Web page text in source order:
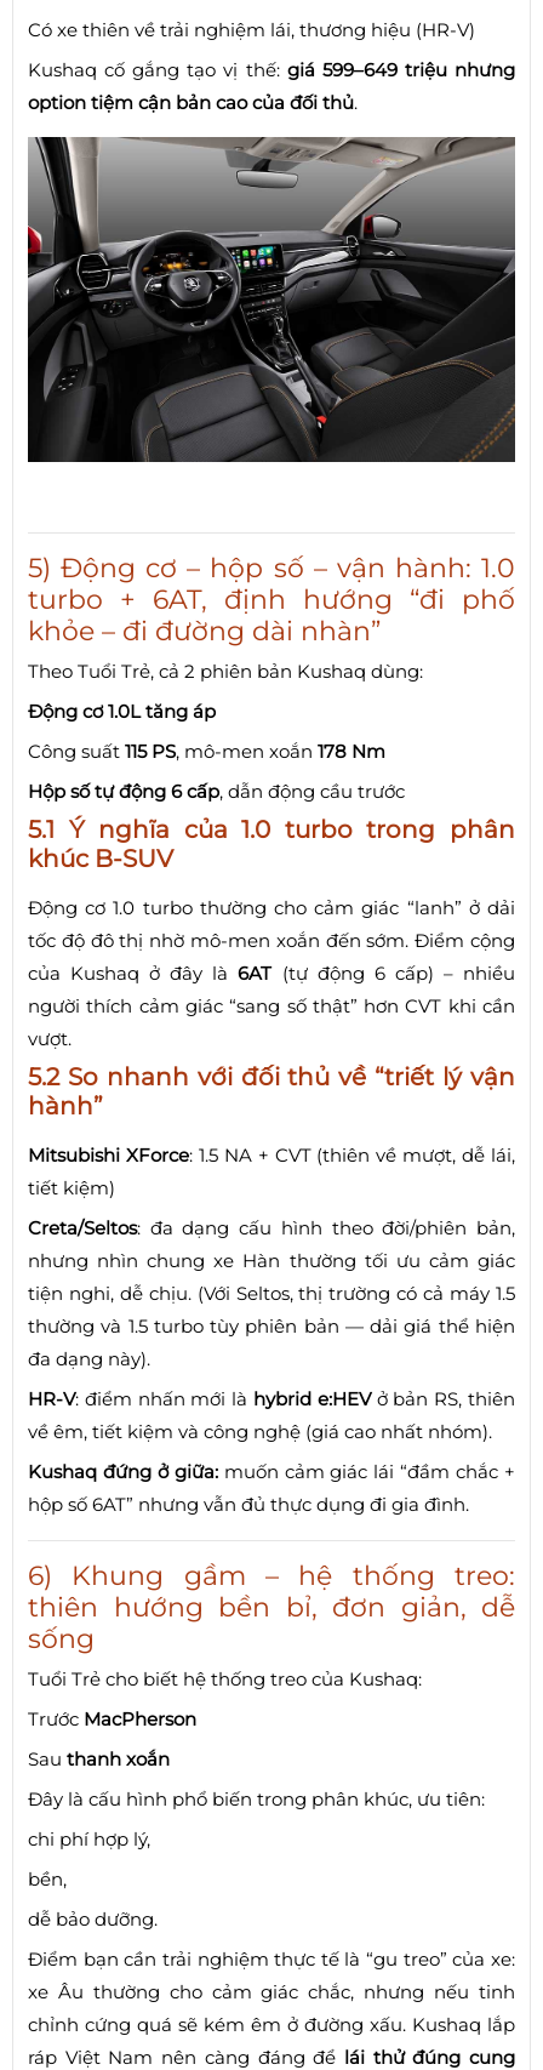
Có xe thiên về trải nghiệm lái, thương hiệu (HR-V)
Kushaq cố gắng tạo vị thế: giá 599–649 triệu nhưng
option tiệm cận bản cao của đối thủ.
5) Động cơ – hộp số – vận hành: 1.0
turbo + 6AT, định hướng “đi phố
khỏe – đi đường dài nhàn”
Theo Tuổi Trẻ, cả 2 phiên bản Kushaq dùng:
Động cơ 1.0L tăng áp
Công suất 115 PS, mô-men xoắn 178 Nm
Hộp số tự động 6 cấp, dẫn động cầu trước
5.1 Ý nghĩa của 1.0 turbo trong phân
khúc B-SUV
Động cơ 1.0 turbo thường cho cảm giác “lanh” ở dải
tốc độ đô thị nhờ mô-men xoắn đến sớm. Điểm cộng
của Kushaq ở đây là6AT(tự động 6 cấp) – nhiều
người thích cảm giác “sang số thật” hơn CVT khi cần
vượt.
5.2 So nhanh với đối thủ về “triết lý vận
hành”
Mitsubishi XForce: 1.5 NA + CVT (thiên về mượt, dễ lái,
tiết kiệm)
Creta/Seltos: đa dạng cấu hình theo đời/phiên bản,
nhưng nhìn chung xe Hàn thường tối ưu cảm giác
tiện nghi, dễ chịu. (Với Seltos, thị trường có cả máy 1.5
thường và 1.5 turbo tùy phiên bản — dải giá thể hiện
đa dạng này).
HR-V: điểm nhấn mới là hybrid e:HEVở bản RS, thiên
về êm, tiết kiệm và công nghệ (giá cao nhất nhóm).
Kushaq đứng ở giữa:muốn cảm giác lái “đầm chắc +
hộp số 6AT” nhưng vẫn đủ thực dụng đi gia đình.
6) Khung gầm – hệ thống treo:
thiên hướng bền bỉ, đơn giản, dễ
sống
Tuổi Trẻ cho biết hệ thống treo của Kushaq:
Trước MacPherson
Sau thanh xoắn
Đây là cấu hình phổ biến trong phân khúc, ưu tiên:
chi phí hợp lý,
bền,
dễ bảo dưỡng.
Điểm bạn cần trải nghiệm thực tế là “gu treo” của xe:
xe Âu thường cho cảm giác chắc, nhưng nếu tinh
chỉnh cứng quá sẽ kém êm ở đường xấu. Kushaq lắp
ráp Việt Nam nên càng đáng để lái thử đúng cung